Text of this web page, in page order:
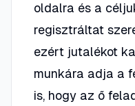
oldalra és a
regisztráltat
ezért jutalékot
munkára adja a
is, hogy az ő